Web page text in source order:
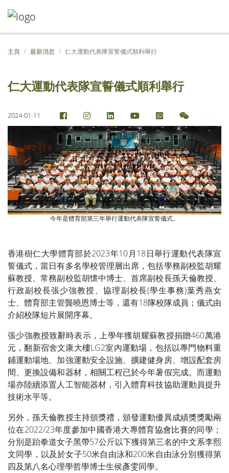
主頁 最新消息 仁大運動代表隊宣誓儀式順利舉行
仁大運動代表隊宣誓儀式順利舉行
2024-01-11
今年是體育部第三年舉行運動代表隊宣誓儀式。
香港樹仁大學體育部於2023年10月18日舉行運動代表隊宣
誓儀式，當日有多名學校管理層出席，包括學務副校監胡耀
蘇教授、常務副校監胡懷中博士、首席副校長孫天倫教授、
行政副校長張少強教授、協理副校長(學生事務)葉秀燕女
士、體育部主管龔曉恩博士等，還有18隊校隊成員；儀式由
介紹校隊短片展開序幕。
張少強教授致辭時表示，上學年獲胡耀蘇教授捐贈460萬港
元，翻新宿舍文康大樓LG2室內運動場，包括以專門物料重
鋪運動場地、加強運動安全設施、擴建健身房、增設配套房
間、更換設備和器材，相關工程已於今年暑假完成。而運動
場亦陸續添置人工智能器材，引入體育科技協助運動員提升
技術水平等。
另外，孫天倫教授主持頒獎禮，頒發運動優異成績獎獎勵兩
位在2022/23年度參加中國香港大專體育協會比賽的同學；
分別是跆拳道女子黑帶57公斤以下獲得第三名的中文系李熙
文同學，以及於女子50米自由泳和200米自由泳分別獲得第
四及第八名心理學哲學博士生侯彥雯同學。